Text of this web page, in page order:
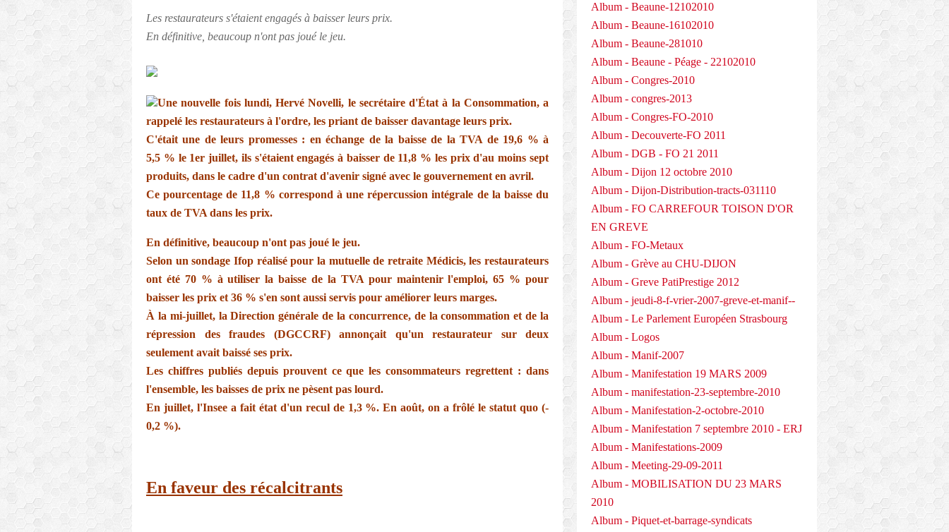
Les restaurateurs s'étaient engagés à baisser leurs prix.
En définitive, beaucoup n'ont pas joué le jeu.
Une nouvelle fois lundi, Hervé Novelli, le secrétaire d'État à la Consommation, a
rappelé les restaurateurs à l'ordre, les priant de baisser davantage leurs prix.
C'était une de leurs promesses : en échange de la baisse de la TVA de 19,6 % à
5,5 % le 1er juillet, ils s'étaient engagés à baisser de 11,8 % les prix d'au moins sept
produits, dans le cadre d'un contrat d'avenir signé avec le gouvernement en avril.
Ce pourcentage de 11,8 % correspond à une répercussion intégrale de la baisse du
taux de TVA dans les prix.
En définitive, beaucoup n'ont pas joué le jeu.
Selon un sondage Ifop réalisé pour la mutuelle de retraite Médicis, les restaurateurs
ont été 70 % à utiliser la baisse de la TVA pour maintenir l'emploi, 65 % pour
baisser les prix et 36 % s'en sont aussi servis pour améliorer leurs marges.
À la mi-juillet, la Direction générale de la concurrence, de la consommation et de la
répression des fraudes (DGCCRF) annonçait qu'un restaurateur sur deux
seulement avait baissé ses prix.
Les chiffres publiés depuis prouvent ce que les consommateurs regrettent : dans
l'ensemble, les baisses de prix ne pèsent pas lourd.
En juillet, l'Insee a fait état d'un recul de 1,3 %. En août, on a frôlé le statut quo (-
0,2 %).
En faveur des récalcitrants
Album - Beaune-12102010
Album - Beaune-16102010
Album - Beaune-281010
Album - Beaune - Péage - 22102010
Album - Congres-2010
Album - congres-2013
Album - Congres-FO-2010
Album - Decouverte-FO 2011
Album - DGB - FO 21 2011
Album - Dijon 12 octobre 2010
Album - Dijon-Distribution-tracts-031110
Album - FO CARREFOUR TOISON D'OR
EN GREVE
Album - FO-Metaux
Album - Grève au CHU-DIJON
Album - Greve PatiPrestige 2012
Album - jeudi-8-f-vrier-2007-greve-et-manif--
Album - Le Parlement Européen Strasbourg
Album - Logos
Album - Manif-2007
Album - Manifestation 19 MARS 2009
Album - manifestation-23-septembre-2010
Album - Manifestation-2-octobre-2010
Album - Manifestation 7 septembre 2010 - ERJ
Album - Manifestations-2009
Album - Meeting-29-09-2011
Album - MOBILISATION DU 23 MARS
2010
Album - Piquet-et-barrage-syndicats